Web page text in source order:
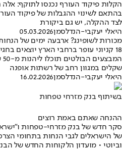
הקלות פיקוד העורף נכנסו לתוקף: אלה
בהתאם לשינוי ההגבלות של פיקוד
לצד ההקלה, יש גם ביקורת
היאלי יעקבי-הנדלסמן05.03.2026
מכורות לשופינג? ארבעה ימים של
18 קניוני עופר ברחבי הארץ יוצאים
שקלים במגוון רחב של רשתות אופנה
היאלי יעקבי-הנדלסמן16.02.2026
בשיתוף בנק מזרחי טפחות
ההנחה שאתם באמת רוצים
סקר חדש של בנק מזרחי-טפחות
של הישראלים לגבי הנחות בתחומי
וביוטי • מועדון הלקוחות החדש של